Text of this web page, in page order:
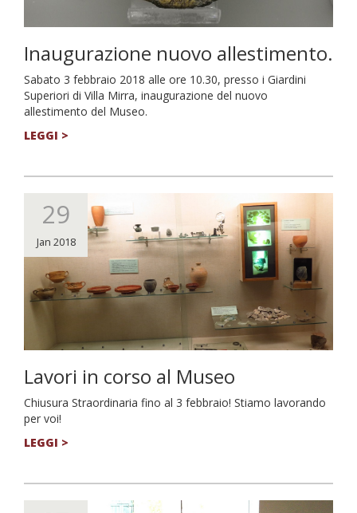
Inaugurazione nuovo allestimento.
Sabato 3 febbraio 2018 alle ore 10.30, presso i Giardini
Superiori di Villa Mirra, inaugurazione del nuovo
allestimento del Museo.
LEGGI >
29
Jan 2018
Lavori in corso al Museo
Chiusura Straordinaria fino al 3 febbraio! Stiamo lavorando
per voi!
LEGGI >